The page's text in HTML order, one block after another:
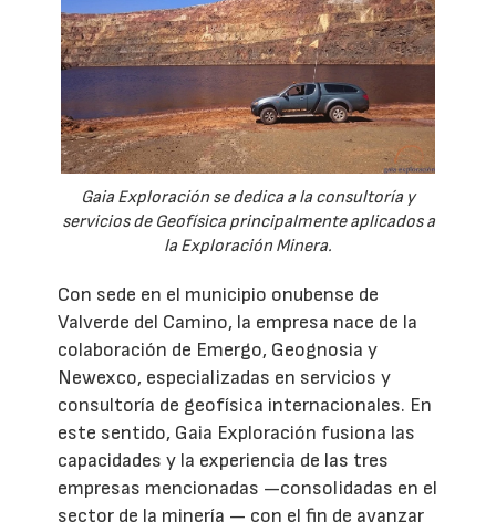
Gaia Exploración se dedica a la consultoría y
servicios de Geofísica principalmente aplicados a
la Exploración Minera.
Con sede en el municipio onubense de
Valverde del Camino, la empresa nace de la
colaboración de Emergo, Geognosia y
Newexco, especializadas en servicios y
consultoría de geofísica internacionales. En
este sentido, Gaia Exploración fusiona las
capacidades y la experiencia de las tres
empresas mencionadas —consolidadas en el
sector de la minería — con el fin de avanzar